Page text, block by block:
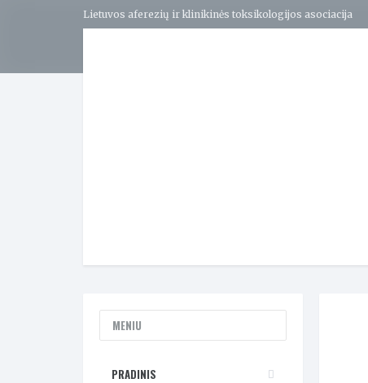
Lietuvos aferezių ir klinikinės toksikologijos asociacija
MENIU
PRADINIS